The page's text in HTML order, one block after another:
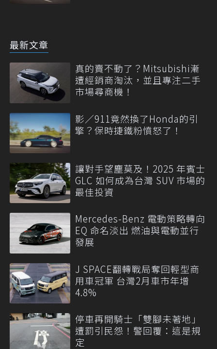
最新文章
真的賣不動了？Mitsubishi漸
遭經銷商淘汰，並且專注二手
市場尋商機！
影／911竟然換了Honda的引
擎？保時捷鐵粉憤怒了！
讓對手望塵莫及！2025 年賓士
GLC 如何成為台灣 SUV 市場的
最佳投資
Mercedes-Benz 電動策略轉向
EQ 命名淡出 燃油與電動並行
發展
J SPACE翻轉戰局奪回輕型商
用車冠軍 台灣2月車市年增
4.8%
停車再開騎士「雙腳未著地」
遭罰引民怨！警回覆：這是規
定